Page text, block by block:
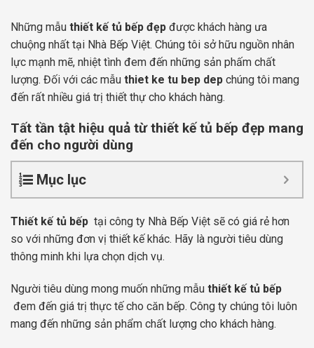
Những mẫu thiết kế tủ bếp đẹp được khách hàng ưa
chuộng nhất tại Nhà Bếp Việt. Chúng tôi sở hữu nguồn nhân
lực mạnh mẽ, nhiệt tình đem đến những sản phấm chất
lượng. Đối với các mẫu thiet ke tu bep dep chúng tôi mang
đến rất nhiều giá trị thiết thự cho khách hàng.
Tất tần tật hiệu quả từ thiết kế tủ bếp đẹp mang
đến cho người dùng
Mục lục
Thiết kế tủ bếp tại công ty Nhà Bếp Việt sẽ có giá rẻ hơn
so với những đơn vị thiết kế khác. Hãy là người tiêu dùng
thông minh khi lựa chọn dịch vụ.
Người tiêu dùng mong muốn những mẫu thiết kế tủ bếp
đem đến giá trị thực tế cho căn bếp. Công ty chúng tôi luôn
mang đến những sản phẩm chất lượng cho khách hàng.